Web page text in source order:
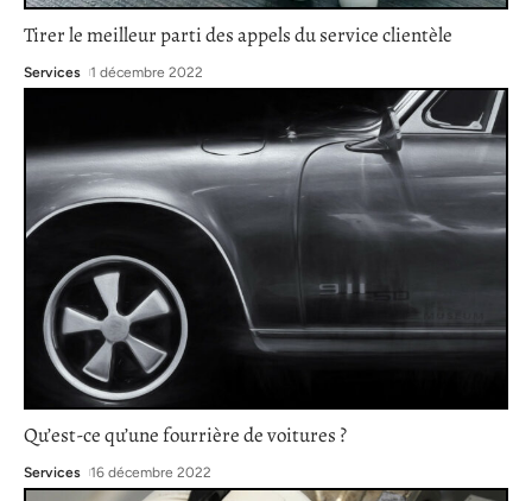
Tirer le meilleur parti des appels du service clientèle
Services 1 décembre 2022
Qu’est-ce qu’une fourrière de voitures ?
Services 16 décembre 2022